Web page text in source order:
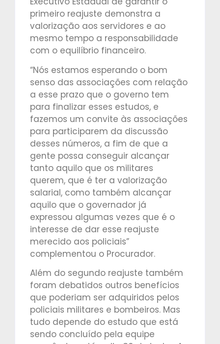
primeiro reajuste demonstra a
valorização aos servidores e ao
mesmo tempo a responsabilidade
com o equilíbrio financeiro.
“Nós estamos esperando o bom
senso das associações com relação
a esse prazo que o governo tem
para finalizar esses estudos, e
fazemos um convite às associações
para participarem da discussão
desses números, a fim de que a
gente possa conseguir alcançar
tanto aquilo que os militares
querem, que é ter a valorização
salarial, como também alcançar
aquilo que o governador já
expressou algumas vezes que é o
interesse de dar esse reajuste
merecido aos policiais”
complementou o Procurador.
Além do segundo reajuste também
foram debatidos outros benefícios
que poderiam ser adquiridos pelos
policiais militares e bombeiros. Mas
tudo depende do estudo que está
sendo concluído pela equipe